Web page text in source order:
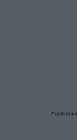
Publicidad: